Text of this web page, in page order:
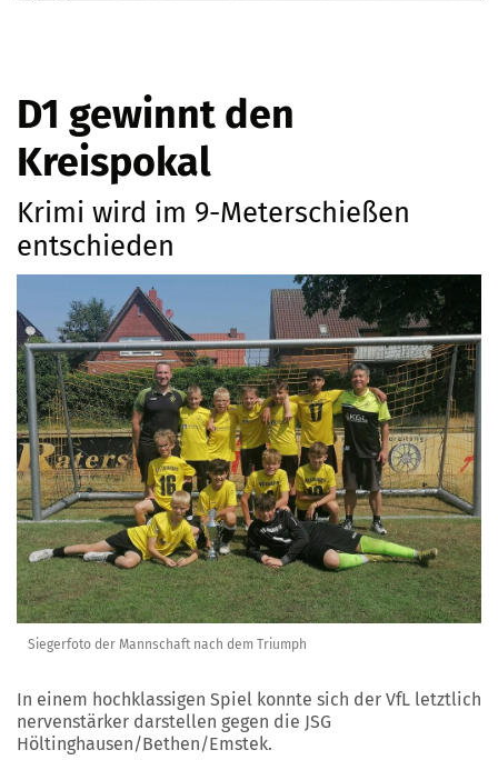
D1 gewinnt den
Kreispokal
Krimi wird im 9-Meterschießen
entschieden
Siegerfoto der Mannschaft nach dem Triumph
In einem hochklassigen Spiel konnte sich der VfL letztlich
nervenstärker darstellen gegen die JSG
Höltinghausen/Bethen/Emstek.